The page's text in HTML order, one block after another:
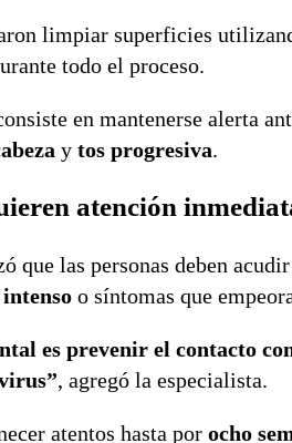
limpiar superficies
todo el proceso.
en mantenerse alerta
y tos progresiva.
atención
que las personas deben
o síntomas que
es prevenir el contacto
, agregó la especialista.
atentos hasta por ocho